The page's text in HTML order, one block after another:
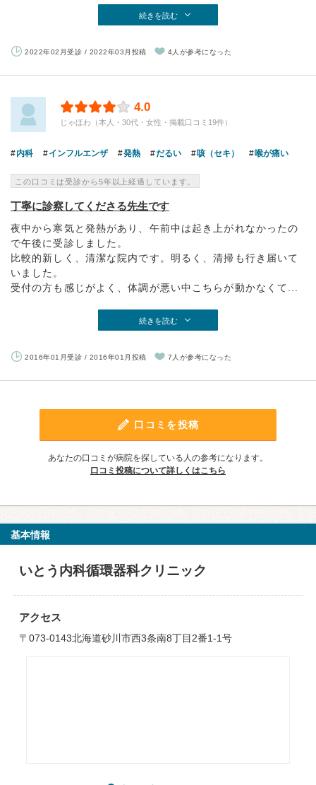
続きを読む
2022年02月受診 / 2022年03月投稿 4人が参考になった
4.0
じゃほわ（本人・30代・女性・掲載口コミ19件）
内科 インフルエンザ 発熱 だるい 咳（セキ） 喉が痛い
この口コミは受診から5年以上経過しています。
丁寧に診察してくださる先生です
夜中から寒気と発熱があり、午前中は起き上がれなかったの
で午後に受診しました。
比較的新しく、清潔な院内です。明るく、清掃も行き届いて
いました。
受付の方も感じがよく、体調が悪い中こちらが動かなくて...
続きを読む
2016年01月受診 / 2016年01月投稿 7人が参考になった
口コミを投稿
あなたの口コミが病院を探している人の参考になります。
口コミ投稿について詳しくはこちら
基本情報
いとう内科循環器科クリニック
アクセス
〒073-0143北海道砂川市西3条南8丁目2番1-1号